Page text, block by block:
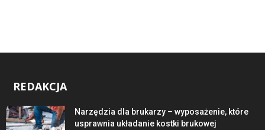
REDAKCJA
Narzędzia dla brukarzy – wyposażenie, które
usprawnia układanie kostki brukowej